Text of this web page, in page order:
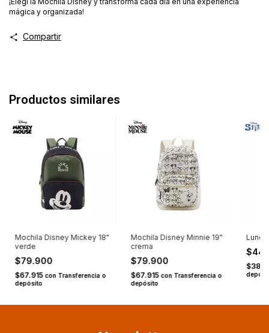
mágica y organizada!
Compartir
Productos similares
Mochila Disney Mickey 18"
verde
$79.900
$67.915 con Transferencia o
depósito
Mochila Disney Minnie 19"
crema
$79.900
$67.915 con Transferencia o
depósito